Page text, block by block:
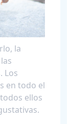
la
Los
en todo el
ellos